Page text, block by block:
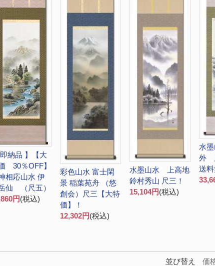
即納品 】【大
30％OFF】
相応山水 伊
仙 （尺五）
円(税込)
彩色山水 富士閑
景 稲葉苑舟 （悠
創会）尺三【大特
価】！
12,302円(税込)
水墨山水 上高地
鈴村秀山 尺三！
15,104円(税込)
水
外
送料
並び替え 価